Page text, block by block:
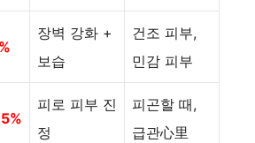
장벽 강화 +
보습
건조 피부,
민감 피부
피로 피부 진
정
피곤할 때,
급관心里